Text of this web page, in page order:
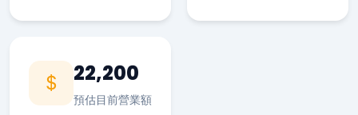
22,200
預估目前營業額